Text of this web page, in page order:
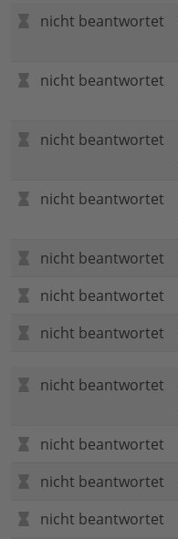
nicht beantwortet
nicht beantwortet
nicht beantwortet
nicht beantwortet
nicht beantwortet
nicht beantwortet
nicht beantwortet
nicht beantwortet
nicht beantwortet
nicht beantwortet
nicht beantwortet